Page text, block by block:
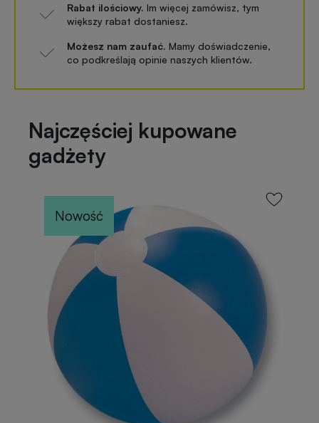
Rabat ilościowy. Im więcej zamówisz, tym
większy rabat dostaniesz.
Możesz nam zaufać. Mamy doświadczenie,
co podkreślają opinie naszych klientów.
Najczęściej kupowane
gadżety
Nowość